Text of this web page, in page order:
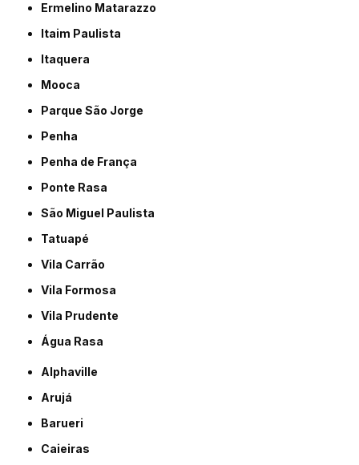
Ermelino Matarazzo
Itaim Paulista
Itaquera
Mooca
Parque São Jorge
Penha
Penha de França
Ponte Rasa
São Miguel Paulista
Tatuapé
Vila Carrão
Vila Formosa
Vila Prudente
Água Rasa
Alphaville
Arujá
Barueri
Caieiras